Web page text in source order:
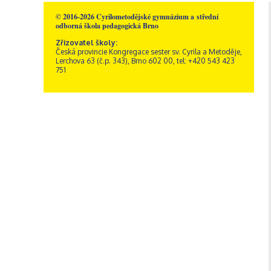
© 2016-2026 Cyrilometodějské gymnázium a střední
odborná škola pedagogická Brno
Zřizovatel školy:
Česká provincie Kongregace sester sv. Cyrila a Metoděje,
Lerchova 63 (č.p. 343), Brno 602 00, tel: +420 543 423
751